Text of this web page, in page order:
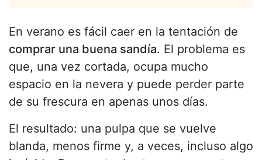
En verano es fácil caer en la tentación de
comprar una buena sandía. El problema es
que, una vez cortada, ocupa mucho
espacio en la nevera y puede perder parte
de su frescura en apenas unos días.
El resultado: una pulpa que se vuelve
blanda, menos firme y, a veces, incluso algo